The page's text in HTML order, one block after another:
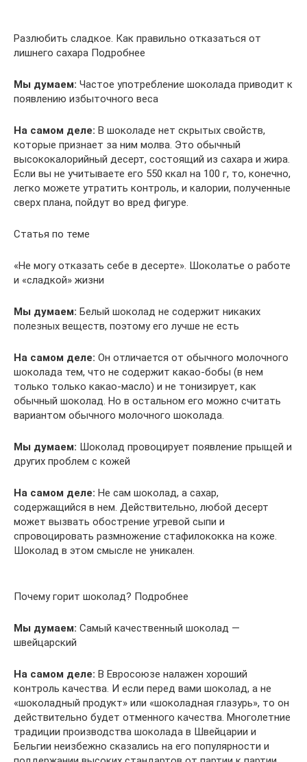
Разлюбить сладкое. Как правильно отказаться от
лишнего сахара Подробнее
Мы думаем: Частое употребление шоколада приводит к
появлению избыточного веса
На самом деле: В шоколаде нет скрытых свойств,
которые признает за ним молва. Это обычный
высококалорийный десерт, состоящий из сахара и жира.
Если вы не учитываете его 550 ккал на 100 г, то, конечно,
легко можете утратить контроль, и калории, полученные
сверх плана, пойдут во вред фигуре.
Статья по теме
«Не могу отказать себе в десерте». Шоколатье о работе
и «сладкой» жизни
Мы думаем: Белый шоколад не содержит никаких
полезных веществ, поэтому его лучше не есть
На самом деле: Он отличается от обычного молочного
шоколада тем, что не содержит какао-бобы (в нем
только только какао-масло) и не тонизирует, как
обычный шоколад. Но в остальном его можно считать
вариантом обычного молочного шоколада.
Мы думаем: Шоколад провоцирует появление прыщей и
других проблем с кожей
На самом деле: Не сам шоколад, а сахар,
содержащийся в нем. Действительно, любой десерт
может вызвать обострение угревой сыпи и
спровоцировать размножение стафилококка на коже.
Шоколад в этом смысле не уникален.
Почему горит шоколад? Подробнее
Мы думаем: Самый качественный шоколад —
швейцарский
На самом деле: В Евросоюзе налажен хороший
контроль качества. И если перед вами шоколад, а не
«шоколадный продукт» или «шоколадная глазурь», то он
действительно будет отменного качества. Многолетние
традиции производства шоколада в Швейцарии и
Бельгии неизбежно сказались на его популярности и